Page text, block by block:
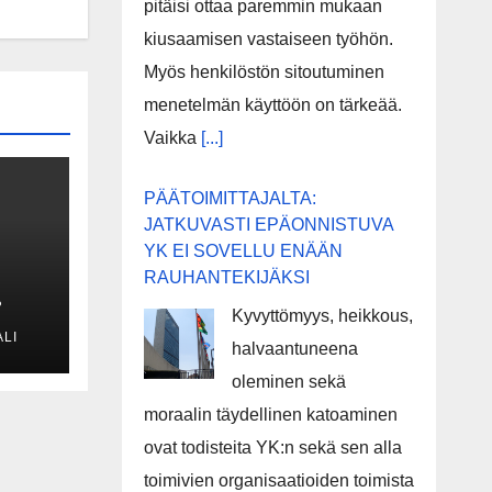
pitäisi ottaa paremmin mukaan
kiusaamisen vastaiseen työhön.
Myös henkilöstön sitoutuminen
menetelmän käyttöön on tärkeää.
Vaikka [...]
PÄÄTOIMITTAJALTA:
JATKUVASTI EPÄONNISTUVA
YK EI SOVELLU ENÄÄN
RAUHANTEKIJÄKSI
Kyvyttömyys, heikkous,
halvaantuneena
oleminen sekä
moraalin täydellinen katoaminen
ovat todisteita YK:n sekä sen alla
toimivien organisaatioiden toimista